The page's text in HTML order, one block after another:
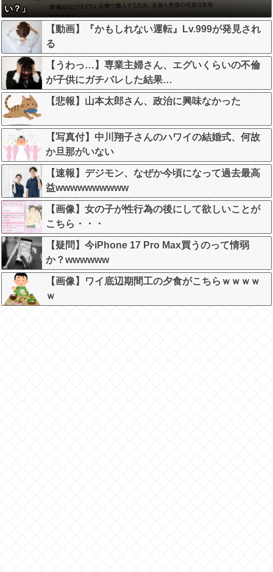
い？」
【動画】『かもしれない運転』Lv.999が発見され
る
【うわっ…】専業主婦さん、エグいくらいの不倫
が子供にガチバレした結果…
【悲報】山本太郎さん、政治に興味なかった
【写真付】中川翔子さんのハワイの結婚式、何故
か旦那がいない
【速報】デジモン、なぜか今頃になって過去最高
益wwwwwwwwww
【画像】女の子が性行為の後にして欲しいことが
こちら・・・
【疑問】今iPhone 17 Pro Max買うのって情弱
か？wwwwww
【画像】ワイ底辺期間工の夕食がこちらｗｗｗｗ
ｗ